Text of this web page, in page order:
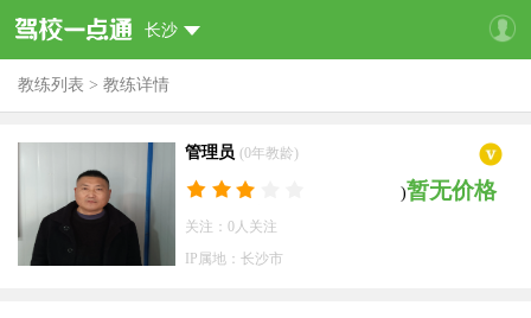
长沙
教练列表 > 教练详情
管理员 (0年教龄)
)暂无价格
关注：0人关注
IP属地：长沙市